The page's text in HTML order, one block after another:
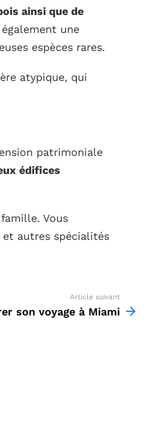
ainsi que de
une
espèces rares.
atypique, qui
patrimoniale
édifices
Vous
autres spécialités
Article suivant
son voyage à Miami